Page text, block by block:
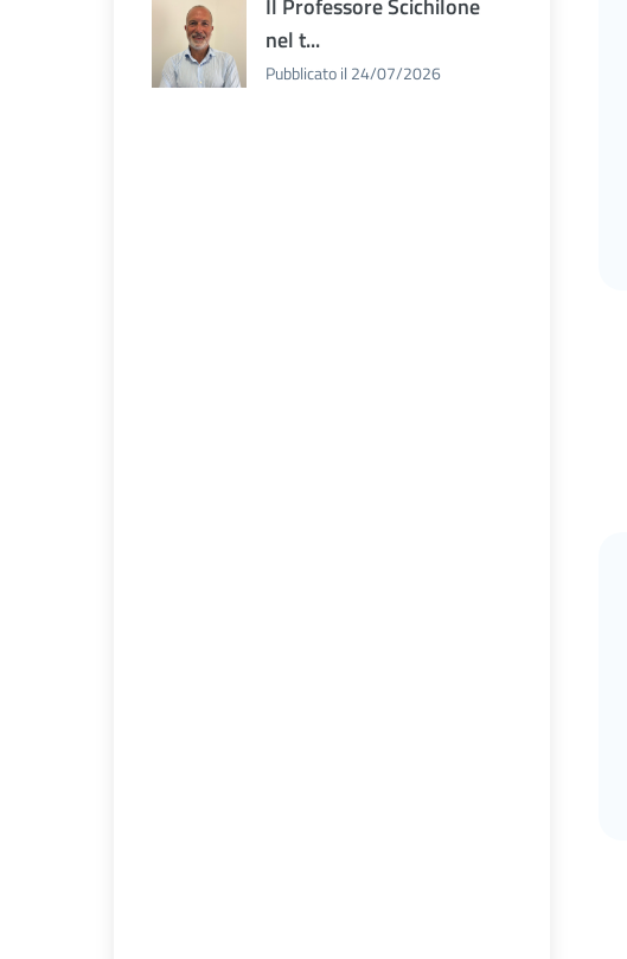
nel t...
Pubblicato il 24/07/2026